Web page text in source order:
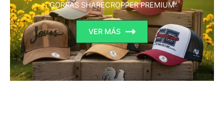
GORRAS SHARECROPPER PREMIUM
VER MÁS